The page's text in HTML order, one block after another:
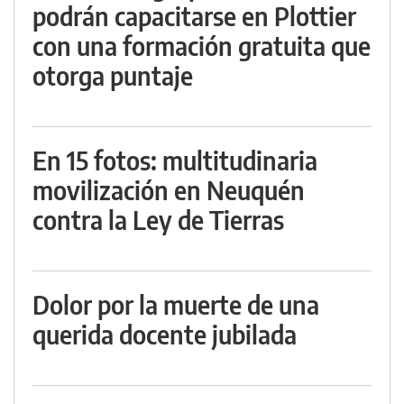
podrán capacitarse en Plottier
con una formación gratuita que
otorga puntaje
En 15 fotos: multitudinaria
movilización en Neuquén
contra la Ley de Tierras
Dolor por la muerte de una
querida docente jubilada